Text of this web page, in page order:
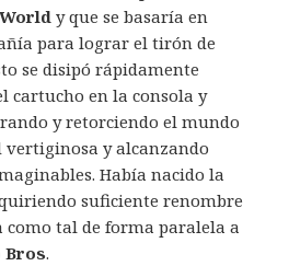
y que se basaría en
para lograr el tirón de
se disipó rápidamente
cartucho en la consola y
y retorciendo el mundo
vertiginosa y alcanzando
Había nacido la
suficiente renombre
como tal de forma paralela a
Bros.